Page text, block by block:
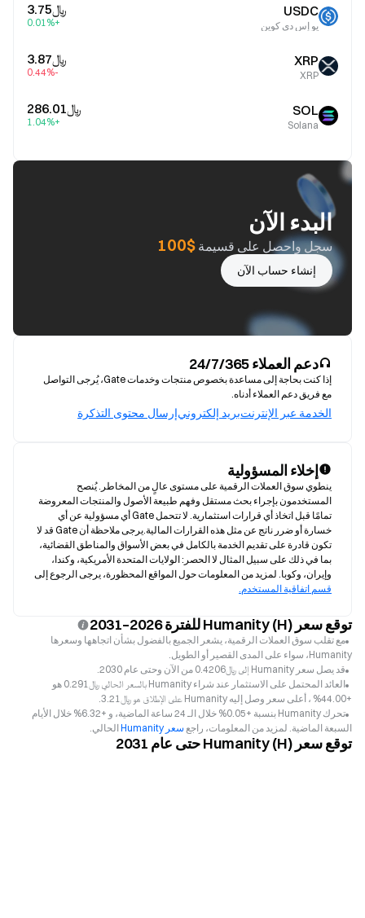
USDC
يو إس دي كوين
﷼‎3.75
+0.01%
XRP
XRP
﷼‎3.87
-0.44%
SOL
Solana
﷼‎286.01
+1.04%
البدء الآن
سجل واحصل على قسيمة $100
إنشاء حساب الآن
دعم العملاء 24/7/365
إذا كنت بحاجة إلى مساعدة بخصوص منتجات وخدمات Gate، يُرجى التواصل
مع فريق دعم العملاء أدناه.
الخدمة عبر الإنترنتبريد إلكترونيإرسال محتوى التذكرة
إخلاء المسؤولية
وإيران، وكوبا. لمزيد من المعلومات حول المواقع المحظورة، يرجى الرجوع إلى
قسم اتفاقية المستخدم.
توقع سعر Humanity (H) للفترة 2026–2031
مع تقلب سوق العملات الرقمية، يشعر الجميع بالفضول بشأن اتجاهها وسعرها
Humanity، سواء على المدى القصير أو الطويل.
قد يصل سعر Humanity إلى ﷼‎0.4206 من الآن وحتى عام 2030.
العائد المحتمل على الاستثمار عند شراء Humanity بالسعر الحالي ﷼‎0.291 هو
+44.00% ، أعلى سعر وصل إليه Humanity على الإطلاق هو ﷼‎3.21.
تحرك Humanity بنسبة +0.05% خلال الـ 24 ساعة الماضية، و +6.32% خلال الأيام
السبعة الماضية. لمزيد من المعلومات، راجع سعر Humanity الحالي.
توقع سعر Humanity (H) حتى عام 2031